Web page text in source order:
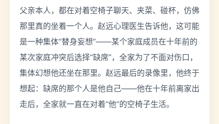
父亲本人，都在对着空椅子聊天、夹菜、碰杯，仿佛
那里真的坐着一个人。赵远心理医生告诉他，这可能
是一种集体“替身妄想”——某个家庭成员在十年前的
某次家庭冲突后选择“缺席”，全家为了不面对伤口，
集体幻想他还坐在那里。赵远最后的录像里，他终于
想起：缺席的那个人是他自己——他在十年前离家出
走后，全家就一直在对着“他”的空椅子生活。